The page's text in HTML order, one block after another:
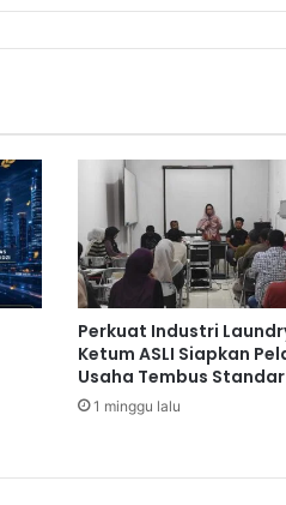
Perkuat Industri
Ketum ASLI Siapkan
Usaha Tembus
1 minggu lalu